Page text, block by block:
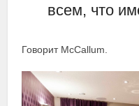
всем, что
Говорит McCallum.